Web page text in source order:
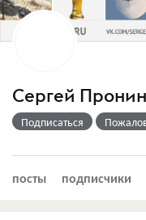
Сергей Пронин
Подписаться
посты подписчики